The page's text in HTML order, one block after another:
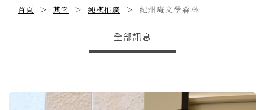
首頁 其它 純棋推廣 紀州庵文學森林
全部訊息
Previous